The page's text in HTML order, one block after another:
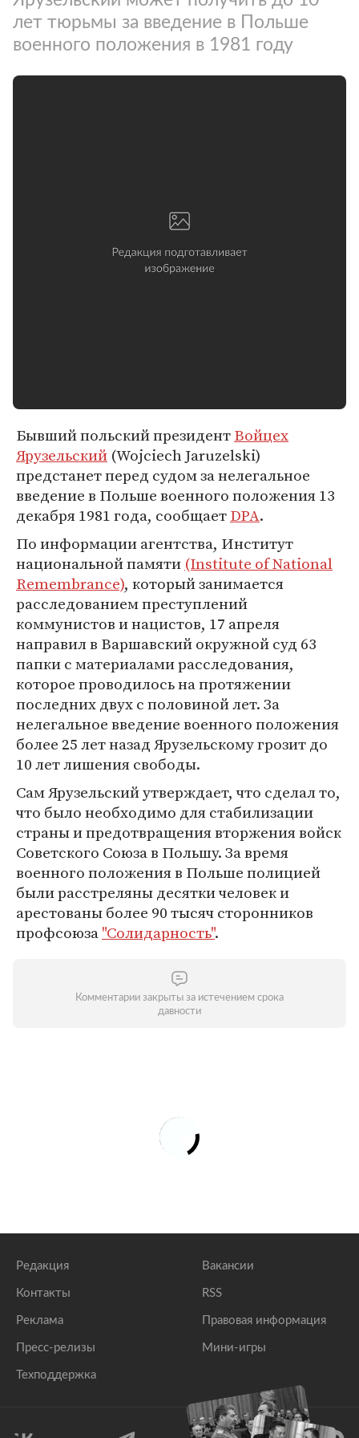
лет тюрьмы за введение в Польше
военного положения в 1981 году
Бывший польский президентВойцех
Ярузельский (Wojciech Jaruzelski)
предстанет перед судом за нелегальное
введение в Польше военного положения 13
декабря 1981 года, сообщаетDPA.
По информации агентства, Институт
национальной памяти (Institute of National
Remembrance), который занимается
расследованием преступлений
коммунистов и нацистов, 17 апреля
направил в Варшавский окружной суд 63
папки с материалами расследования,
которое проводилось на протяжении
последних двух с половиной лет. За
нелегальное введение военного положения
более 25 лет назад Ярузельскому грозит до
10 лет лишения свободы.
Сам Ярузельский утверждает, что сделал то,
что было необходимо для стабилизации
страны и предотвращения вторжения войск
Советского Союза в Польшу. За время
военного положения в Польше полицией
были расстреляны десятки человек и
арестованы более 90 тысяч сторонников
профсоюза"Солидарность".
Комментарии закрыты за истечением срока
давности
Редакция
Контакты
Реклама
Пресс-релизы
Техподдержка
Вакансии
RSS
Правовая информация
Мини-игры